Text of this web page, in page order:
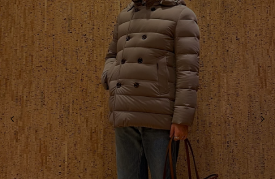
前の画像 次